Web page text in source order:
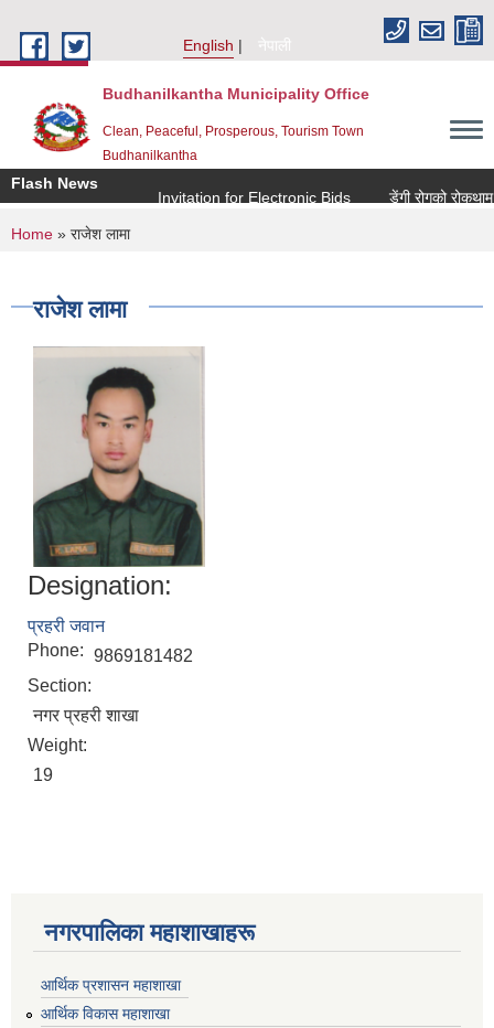
English
नेपाली
Budhanilkantha Municipality Office
Clean, Peaceful, Prosperous, Tourism Town
Budhanilkantha
Flash News
Invitation for Electronic Bids
डेंगी रोगको रोकथाम
You are here
Home » राजेश लामा
राजेश लामा
Designation:
प्रहरी जवान
Phone: 9869181482
Section:
नगर प्रहरी शाखा
Weight:
19
नगरपालिका महाशाखाहरू
आर्थिक प्रशासन महाशाखा
आर्थिक विकास महाशाखा